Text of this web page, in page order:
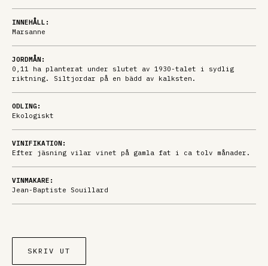
INNEHÅLL:
Marsanne
JORDMÅN:
0,11 ha planterat under slutet av 1930-talet i sydlig
riktning. Siltjordar på en bädd av kalksten.
ODLING:
Ekologiskt
VINIFIKATION:
Efter jäsning vilar vinet på gamla fat i ca tolv månader.
VINMAKARE:
Jean-Baptiste Souillard
SKRIV UT